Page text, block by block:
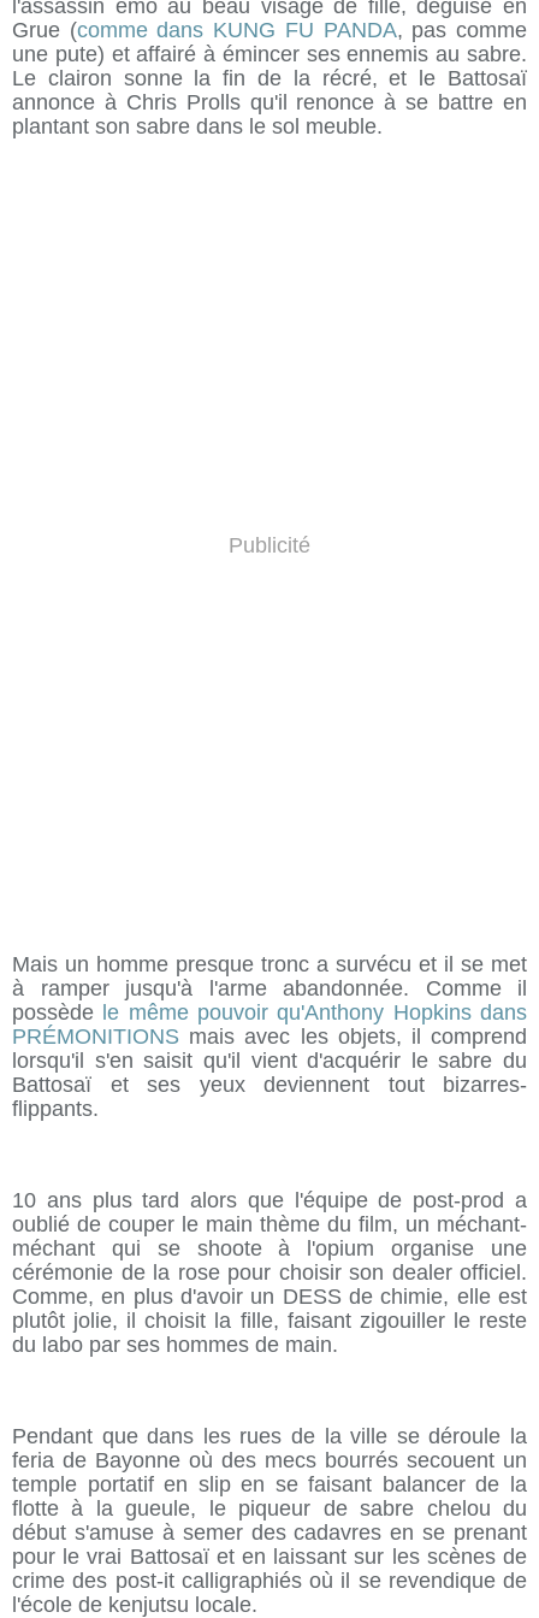
l'assassin emo au beau visage de fille, déguisé en
Grue (comme dans KUNG FU PANDA, pas comme
une pute) et affairé à émincer ses ennemis au sabre.
Le clairon sonne la fin de la récré, et le Battosaï
annonce à Chris Prolls qu'il renonce à se battre en
plantant son sabre dans le sol meuble.
Publicité
Mais un homme presque tronc a survécu et il se met
à ramper jusqu'à l'arme abandonnée. Comme il
possède le même pouvoir qu'Anthony Hopkins dans
PRÉMONITIONS mais avec les objets, il comprend
lorsqu'il s'en saisit qu'il vient d'acquérir le sabre du
Battosaï et ses yeux deviennent tout bizarres-
flippants.
10 ans plus tard alors que l'équipe de post-prod a
oublié de couper le main thème du film, un méchant-
méchant qui se shoote à l'opium organise une
cérémonie de la rose pour choisir son dealer officiel.
Comme, en plus d'avoir un DESS de chimie, elle est
plutôt jolie, il choisit la fille, faisant zigouiller le reste
du labo par ses hommes de main.
Pendant que dans les rues de la ville se déroule la
feria de Bayonne où des mecs bourrés secouent un
temple portatif en slip en se faisant balancer de la
flotte à la gueule, le piqueur de sabre chelou du
début s'amuse à semer des cadavres en se prenant
pour le vrai Battosaï et en laissant sur les scènes de
crime des post-it calligraphiés où il se revendique de
l'école de kenjutsu locale.